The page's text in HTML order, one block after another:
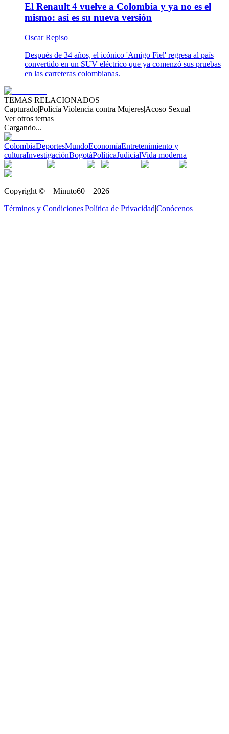
El Renault 4 vuelve a Colombia y ya no es el
mismo: así es su nueva versión
Oscar Repiso
Después de 34 años, el icónico 'Amigo Fiel' regresa al país
convertido en un SUV eléctrico que ya comenzó sus pruebas
en las carreteras colombianas.
TEMAS RELACIONADOS
Capturado|Policía|Violencia contra Mujeres|Acoso Sexual
Ver otros temas
Cargando...
ColombiaDeportesMundoEconomíaEntretenimiento y
culturaInvestigaciónBogotáPolíticaJudicialVida moderna
Copyright © – Minuto60 – 2026
Términos y Condiciones|Política de Privacidad|Conócenos